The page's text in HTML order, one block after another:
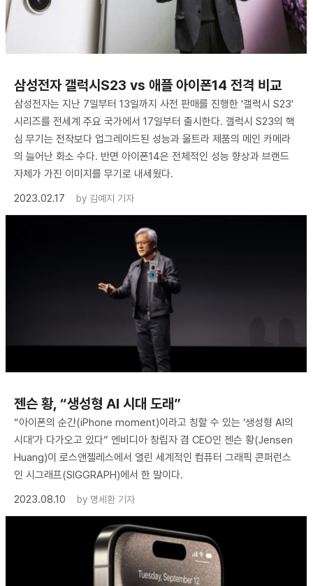
삼성전자 갤럭시S23 vs 애플 아이폰14 전격 비교
삼성전자는 지난 7일부터 13일까지 사전 판매를 진행한 '갤럭시 S23'
시리즈를 전세계 주요 국가에서 17일부터 출시한다. 갤럭시 S23의 핵
심 무기는 전작보다 업그레이드된 성능과 울트라 제품의 메인 카메라
의 늘어난 화소 수다. 반면 아이폰14은 전체적인 성능 향상과 브랜드
자체가 가진 이미지를 무기로 내세웠다.
2023.02.17
by 김예지 기자
젠슨 황, “생성형 AI 시대 도래”
“아이폰의 순간(iPhone moment)이라고 칭할 수 있는 ‘생성형 AI의
시대’가 다가오고 있다” 엔비디아 창립자 겸 CEO인 젠슨 황(Jensen
Huang)이 로스앤젤레스에서 열린 세계적인 컴퓨터 그래픽 콘퍼런스
인 시그래프(SIGGRAPH)에서 한 말이다.
2023.08.10
by 명세환 기자